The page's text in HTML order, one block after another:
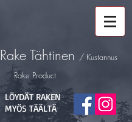
Rake Tähtinen / Kustannus
Rake Product
LÖYDÄT RAKEN
MYÖS TÄÄLTÄ